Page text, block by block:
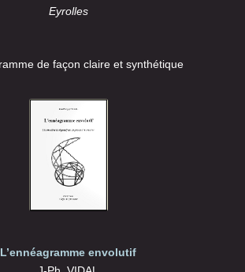
Eyrolles
de façon claire et synthétique
L’ennéagramme envolutif